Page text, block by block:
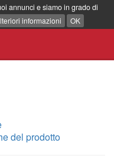
annunci e siamo in grado di
informazioni OK
del prodotto